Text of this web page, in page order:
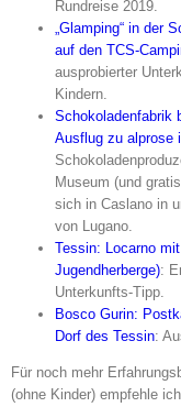
Rundreise 2019.
„Glamping“ in der
auf den TCS-
ausprobierter
Kindern.
Schokoladenfabrik
Ausflug zu alprose
Museum (und
sich in Caslano in
von Lugano.
Tessin: Locarno
Jugendherberge):
Unterkunfts-Tipp.
Bosco Gurin:
Dorf des Tessin:
Für noch mehr
(ohne Kinder) empfehle